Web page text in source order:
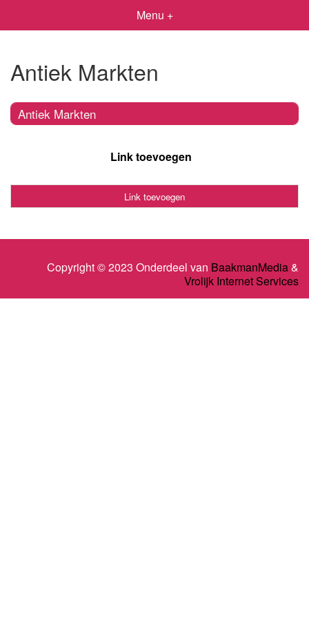
Menu +
Antiek Markten
Antiek Markten
Link toevoegen
Link toevoegen
Copyright © 2023 Onderdeel van BaakmanMedia&
Vrolijk Internet Services